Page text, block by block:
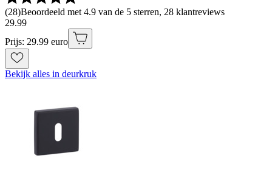
(28)Beoordeeld met 4.9 van de 5 sterren, 28 klantreviews
29.99
Prijs: 29.99 euro
Bekijk alles in deurkruk